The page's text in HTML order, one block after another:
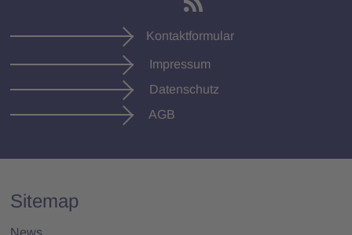
Kontaktformular
Impressum
Datenschutz
AGB
Sitemap
News